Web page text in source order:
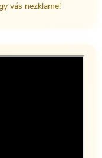
vás nezklame!